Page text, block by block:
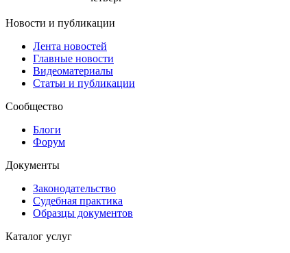
Новости и публикации
Лента новостей
Главные новости
Видеоматериалы
Статьи и публикации
Сообщество
Блоги
Форум
Документы
Законодательство
Судебная практика
Образцы документов
Каталог услуг